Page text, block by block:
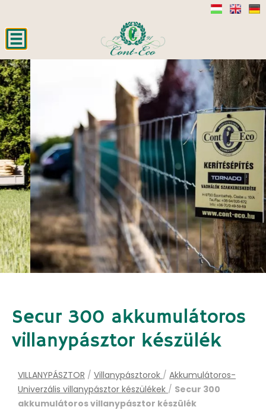
Secur 300 akkumulátoros
villanypásztor készülék
VILLANYPÁSZTOR / Villanypásztorok / Akkumulátoros-
Univerzális villanypásztor készülékek / Secur 300
akkumulátoros villanypásztor készülék